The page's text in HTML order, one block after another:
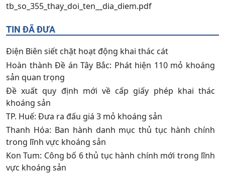
tb_so_355_thay_doi_ten__dia_diem.pdf
TIN ĐÃ ĐƯA
Điện Biên siết chặt hoạt động khai thác cát
Hoàn thành Đề án Tây Bắc: Phát hiện 110 mỏ khoáng
sản quan trọng
Đề xuất quy định mới về cấp giấy phép khai thác
khoáng sản
TP. Huế: Đưa ra đấu giá 3 mỏ khoáng sản
Thanh Hóa: Ban hành danh mục thủ tục hành chính
trong lĩnh vực khoáng sản
Kon Tum: Công bố 6 thủ tục hành chính mới trong lĩnh
vực khoáng sản